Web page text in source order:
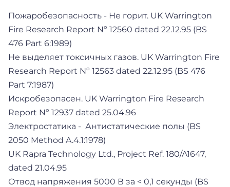
Пожаробезопасность - Не горит. UK Warrington
Fire Research Report Nº 12560 dated 22.12.95 (BS
476 Part 6:1989)
Не выделяет токсичных газов. UK Warrington Fire
Research Report Nº 12563 dated 22.12.95 (BS 476
Part 7:1987)
Искробезопасен. UK Warrington Fire Research
Report Nº 12937 dated 25.04.96
Электростатика - Антистатические полы (BS
2050 Method A.4.1:1978)
UK Rapra Technology Ltd., Project Ref. 180/A1647,
dated 21.04.95
Отвод напряжения 5000 В за < 0,1 секунды (BS